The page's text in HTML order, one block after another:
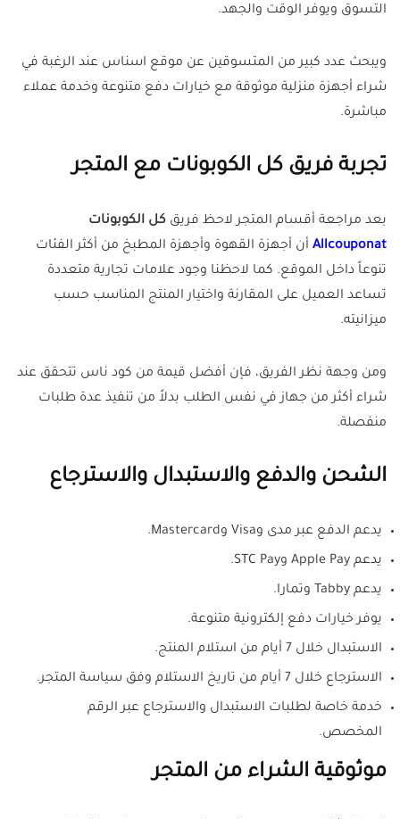
التسوق ويوفر الوقت والجهد.
ويبحث عدد كبير من المتسوقين عن موقع اسناس عند الرغبة في
شراء أجهزة منزلية موثوقة مع خيارات دفع متنوعة وخدمة عملاء
مباشرة.
تجربة فريق كل الكوبونات مع المتجر
بعد مراجعة أقسام المتجر لاحظ فريق كل الكوبونات
Allcouponat أن أجهزة القهوة وأجهزة المطبخ من أكثر الفئات
تنوعاً داخل الموقع. كما لاحظنا وجود علامات تجارية متعددة
تساعد العميل على المقارنة واختيار المنتج المناسب حسب
ميزانيته.
ومن وجهة نظر الفريق، فإن أفضل قيمة من كود ناس تتحقق عند
شراء أكثر من جهاز في نفس الطلب بدلاً من تنفيذ عدة طلبات
منفصلة.
الشحن والدفع والاستبدال والاسترجاع
يدعم الدفع عبر مدى وVisa وMastercard.
يدعم Apple Pay وSTC Pay.
يدعم Tabby وتمارا.
يوفر خيارات دفع إلكترونية متنوعة.
الاستبدال خلال 7 أيام من استلام المنتج.
الاسترجاع خلال 7 أيام من تاريخ الاستلام وفق سياسة المتجر.
خدمة خاصة لطلبات الاستبدال والاسترجاع عبر الرقم
المخصص.
موثوقية الشراء من المتجر